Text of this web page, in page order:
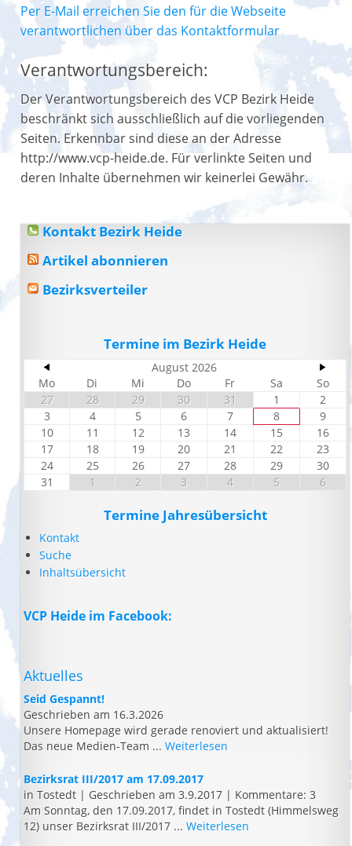
Per E-Mail erreichen Sie den für die Webseite
verantwortlichen über das Kontaktformular
Verantwortungsbereich:
Der Verantwortungsbereich des VCP Bezirk Heide
beschränkt sich ausschließlich auf die vorliegenden
Seiten. Erkennbar sind diese an der Adresse
http://www.vcp-heide.de. Für verlinkte Seiten und
deren Inhalte übernehmen wir keinerlei Gewähr.
Kontakt Bezirk Heide
Artikel abonnieren
Bezirksverteiler
Termine im Bezirk Heide
August 2026
Mo
Di Mi Do Fr Sa
So
27
28 29 30 31 1
2
3
4 5 6 7 8
9
10
11 12 13 14 15
16
17
18 19 20 21 22
23
24
25 26 27 28 29
30
31
1 2 3 4 5 6
Termine Jahresübersicht
Kontakt
Suche
Inhaltsübersicht
VCP Heide im Facebook:
Aktuelles
Seid Gespannt!
Geschrieben am 16.3.2026
Unsere Homepage wird gerade renoviert und aktualisiert!
Das neue Medien-Team ... Weiterlesen
Bezirksrat III/2017 am 17.09.2017
in Tostedt | Geschrieben am 3.9.2017 | Kommentare: 3
Am Sonntag, den 17.09.2017, findet in Tostedt (Himmelsweg
12) unser Bezirksrat III/2017 ... Weiterlesen